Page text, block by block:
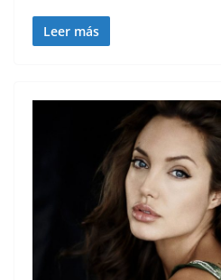
Leer más